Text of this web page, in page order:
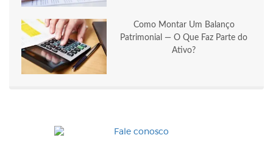
Como Montar Um Balanço
Patrimonial — O Que Faz Parte do
Ativo?